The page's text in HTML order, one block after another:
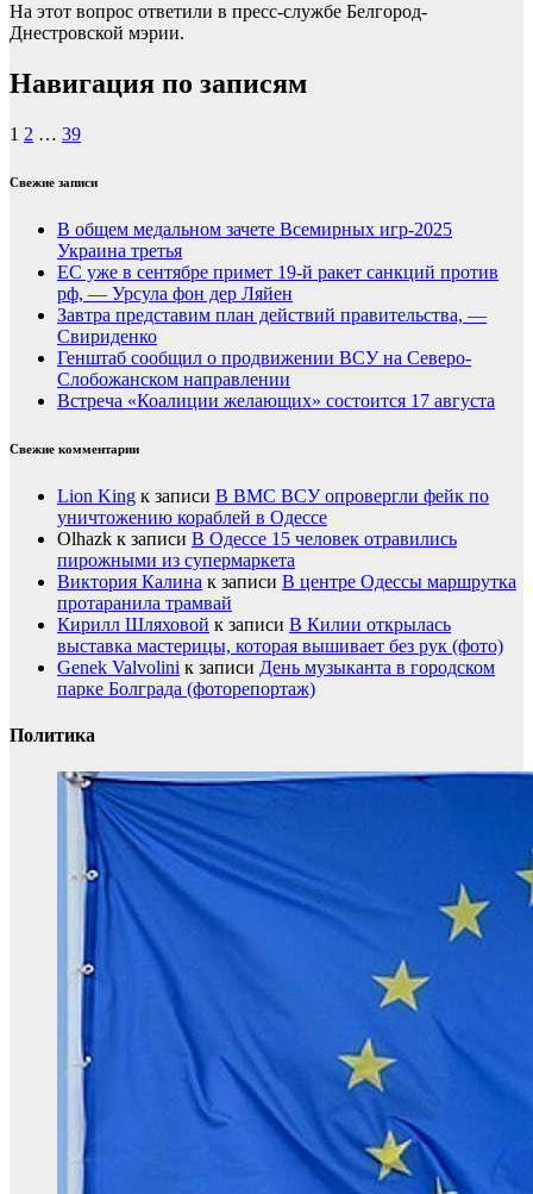
На этот вопрос ответили в пресс-службе Белгород-
Днестровской мэрии.
Навигация по записям
1 2 … 39
Свежие записи
В общем медальном зачете Всемирных игр-2025
Украина третья
ЕС уже в сентябре примет 19-й ракет санкций против
рф, — Урсула фон дер Ляйен
Завтра представим план действий правительства, —
Свириденко
Генштаб сообщил о продвижении ВСУ на Северо-
Слобожанском направлении
Встреча «Коалиции желающих» состоится 17 августа
Свежие комментарии
Lion King к записи В ВМС ВСУ опровергли фейк по
уничтожению кораблей в Одессе
Olhazk к записи В Одессе 15 человек отравились
пирожными из супермаркета
Виктория Калина к записи В центре Одессы маршрутка
протаранила трамвай
Кирилл Шляховой к записи В Килии открылась
выставка мастерицы, которая вышивает без рук (фото)
Genek Valvolini к записи День музыканта в городском
парке Болграда (фоторепортаж)
Политика